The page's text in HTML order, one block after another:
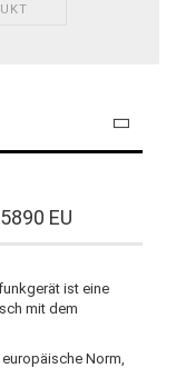
EU
ist eine
mit dem
Norm,